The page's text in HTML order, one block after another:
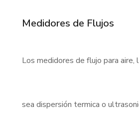
Medidores de Flujos
Los medidores de flujo para aire,
sea dispersión termica o